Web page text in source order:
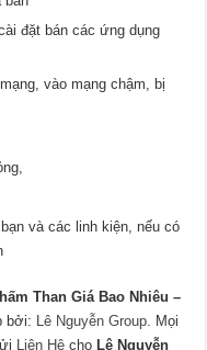
đặt bán các ứng dụng
vào mạng chậm, bị
và các linh kiện, nếu có
Than Giá Bao Nhiêu –
bởi: Lê Nguyễn Group . Mọi
Liên Hệcho Lê Nguyễn